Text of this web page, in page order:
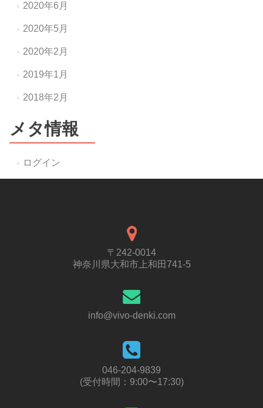
2020年6月
2020年5月
2020年2月
2019年1月
2018年2月
メタ情報
ログイン
〒242-0014
神奈川県大和市上和田741-5
info@vivo-denki.com
046-204-9839
(受付時間：9:00〜17:30)